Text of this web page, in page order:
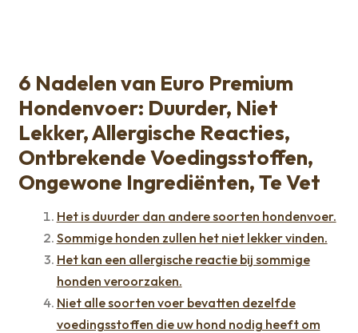
6 Nadelen van Euro Premium
Hondenvoer: Duurder, Niet
Lekker, Allergische Reacties,
Ontbrekende Voedingsstoffen,
Ongewone Ingrediënten, Te Vet
Het is duurder dan andere soorten hondenvoer.
Sommige honden zullen het niet lekker vinden.
Het kan een allergische reactie bij sommige
honden veroorzaken.
Niet alle soorten voer bevatten dezelfde
voedingsstoffen die uw hond nodig heeft om